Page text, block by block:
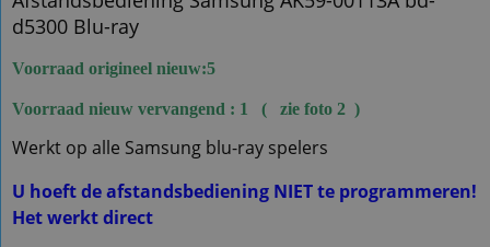
d5300 Blu-ray
Voorraad origineel nieuw:5
Voorraad nieuw vervangend : 1 ( zie foto 2 )
Werkt op alle Samsung blu-ray spelers
U hoeft de afstandsbediening NIET te programmeren!
Het werkt direct